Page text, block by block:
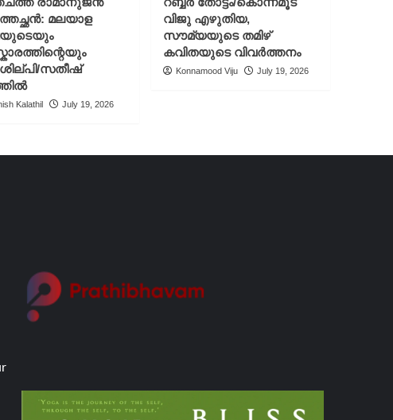
മലയാള
സതീഷ്
Kalathil July 19, 2026
വിജു എഴുതിയ,
സൗമ്യയുടെ തമിഴ്
കവിതയുടെ വിവർത്തനം
Konnamood Viju July 19, 2026